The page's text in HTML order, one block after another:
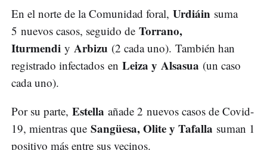
En el norte de la Comunidad foral, Urdiáin suma
5 nuevos casos, seguido de Torrano,
Iturmendi y Arbizu (2 cada uno). También han
registrado infectados en Leiza y Alsasua (un caso
cada uno).
Por su parte, Estella añade 2 nuevos casos de Covid-
19, mientras que Sangüesa, Olite y Tafalla suman 1
positivo más entre sus vecinos.